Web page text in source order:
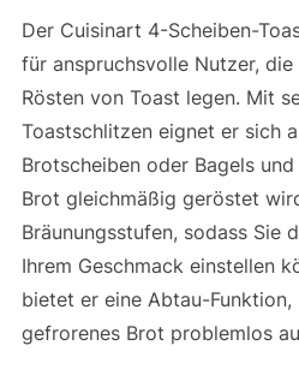
Der Cuisinart 4-Scheiben-
für anspruchsvolle Nutzer,
Rösten von Toast legen. Mit
Toastschlitzen eignet er sich
Brotscheiben oder Bagels
Brot gleichmäßig geröstet
Bräunungsstufen, sodass Sie
Ihrem Geschmack einstellen
bietet er eine Abtau-
gefrorenes Brot problemlos